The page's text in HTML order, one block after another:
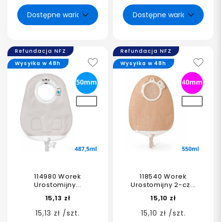
Refundacja NFZ
114980 Worek
Urostomijny...
15,13 zł
15,13 zł /szt.
Wysyłka w 48h
Refundacja NFZ
118540 Worek
Urostomijny 2-cz...
15,10 zł
15,10 zł /szt.
Wysyłka w 48h